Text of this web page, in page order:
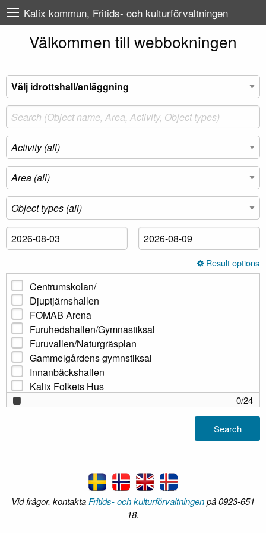
Kalix kommun, Fritids- och kulturförvaltningen
Välkommen till webbokningen
Result options
Centrumskolan/
Djuptjärnshallen
FOMAB Arena
Furuhedshallen/Gymnastiksal
Furuvallen/Naturgräsplan
Gammelgårdens gymnstiksal
Innanbäckshallen
Kalix Folkets Hus
Kalix SportCity/Stora bassängen
Karlsborgshallen
Manhems IP/Fotbollsplan
Manhems IP/Friidrottsdel
0/24
Search
Vid frågor, kontakta Fritids- och kulturförvaltningenpå 0923-651
18.